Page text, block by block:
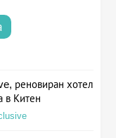
реновиран хотел
в Китен